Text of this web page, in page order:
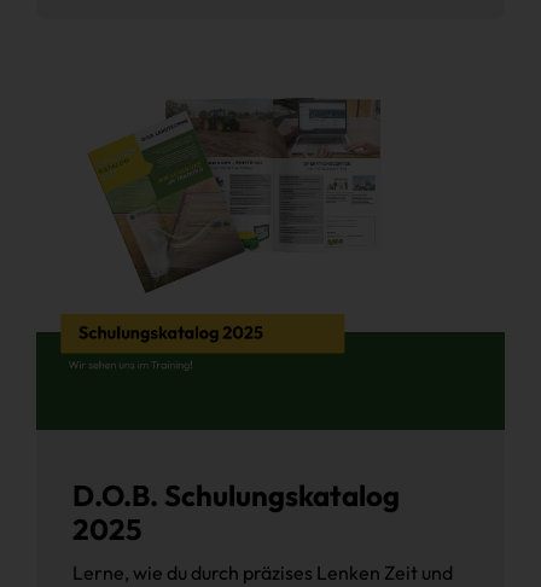
D.O.B. Schulungskatalog
2025
Lerne, wie du durch präzises Lenken Zeit und